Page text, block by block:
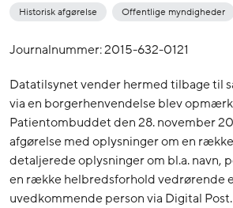
Historisk afgørelse Offentlige myndigheder
Journalnummer: 2015-632-0121
Datatilsynet vender hermed tilbage til
via en borgerhenvendelse blev
Patientombuddet den 28. november
afgørelse med oplysninger om en
detaljerede oplysninger om bl.a. navn,
en række helbredsforhold vedrørende
uvedkommende person via Digital Post.